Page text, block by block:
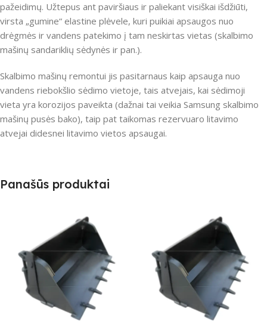
pažeidimų. Užtepus ant paviršiaus ir paliekant visiškai išdžiūti,
virsta „gumine“ elastine plėvele, kuri puikiai apsaugos nuo
drėgmės ir vandens patekimo į tam neskirtas vietas (skalbimo
mašinų sandariklių sėdynės ir pan.).
Skalbimo mašinų remontui jis pasitarnaus kaip apsauga nuo
vandens riebokšlio sėdimo vietoje, tais atvejais, kai sėdimoji
vieta yra korozijos paveikta (dažnai tai veikia Samsung skalbimo
mašinų pusės bako), taip pat taikomas rezervuaro litavimo
atvejai didesnei litavimo vietos apsaugai.
Panašūs produktai